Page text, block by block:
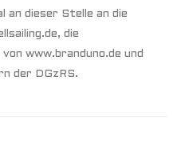
an dieser Stelle an die
, die
vonwww.branduno.de und
der
DGzRS.